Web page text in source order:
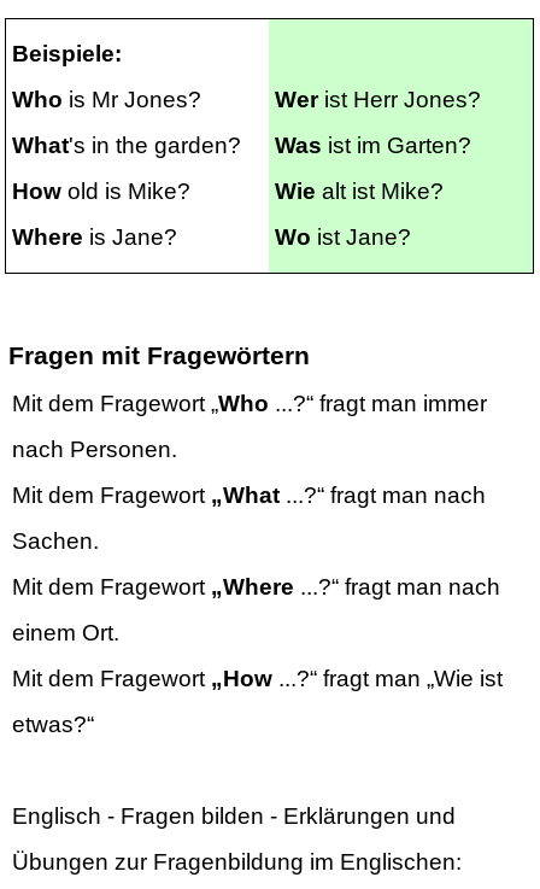
Beispiele:
Who is Mr Jones?
What's in the garden?
How old is Mike?
Where is Jane?
Werist Herr Jones?
Was ist im Garten?
Wie alt ist Mike?
Wo ist Jane?
Fragen mit Fragewörtern
Mit dem Fragewort „Who ...?“ fragt man immer
nach Personen.
Mit dem Fragewort „What ...?“ fragt man nach
Sachen.
Mit dem Fragewort „Where ...?“ fragt man nach
einem Ort.
Mit dem Fragewort „How ...?“ fragt man „Wie ist
etwas?“
Englisch - Fragen bilden - Erklärungen und
Übungen zur Fragenbildung im Englischen: